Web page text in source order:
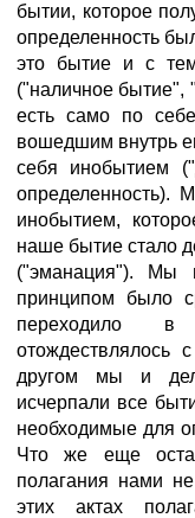
бытии, которое
определенность
это бытие и с
("наличное бытие",
есть само по
вошедшим внутрь
себя инобытием
определенность).
инобытием,
наше бытие стало
("эманация"). Мы
принципом было
переходило в
другом мы и
исчерпали все
необходимые для
Что же еще
полагания нами
этих актах